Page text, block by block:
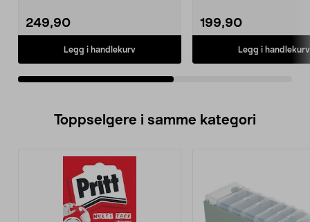
249,90
Legg i handlekurv
199,90
Legg i handlekurv
Toppselgere i samme kategori